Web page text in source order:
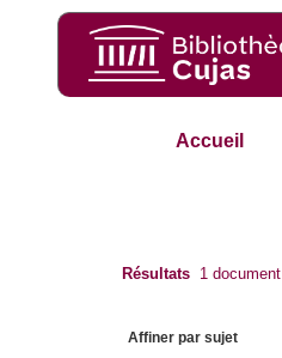
Accueil
Résultats 1 document
Affiner par sujet